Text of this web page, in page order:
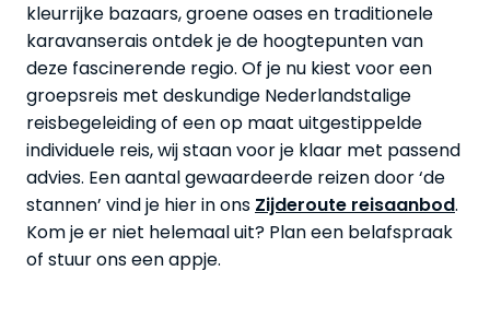
kleurrijke bazaars, groene oases en traditionele
karavanserais ontdek je de hoogtepunten van
deze fascinerende regio. Of je nu kiest voor een
groepsreis met deskundige Nederlandstalige
reisbegeleiding of een op maat uitgestippelde
individuele reis, wij staan voor je klaar met passend
advies. Een aantal gewaardeerde reizen door ‘de
stannen’ vind je hier in ons Zijderoute reisaanbod.
Kom je er niet helemaal uit? Plan een belafspraak
of stuur ons een appje.